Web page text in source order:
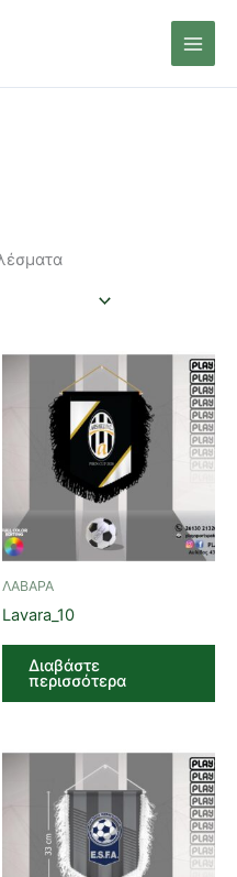
Main
ΛΑΒΑΡΑ
Lavara_10
Διαβάστε
περισσότερα